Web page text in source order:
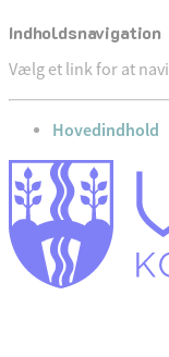
Indholdsnavigation
Vælg et link for at
gå til
Hovedindhold